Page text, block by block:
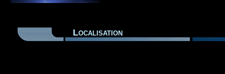
Localisation